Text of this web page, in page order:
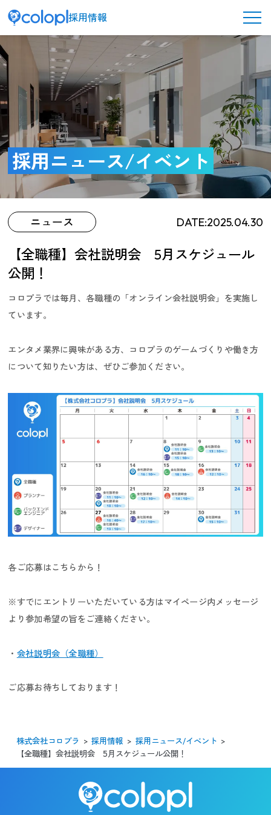
採用情報
メ
ニ
ュ
タ
ン
パラアスリート採用
コロプラを知る
採用ニュース／イベント
インターンシップ
採用ニュース/イベント
ニュース DATE:2025.04.30
【全職種】会社説明会 5月スケジュール
公開！
コロプラでは毎月、各職種の「オンライン会社説明会」を実施し
ています。
エンタメ業界に興味がある方、コロプラのゲームづくりや働き方
について知りたい方は、ぜひご参加ください。
各ご応募はこちらから！
※すでにエントリーいただいている方はマイページ内メッセージ
より参加希望の旨をご連絡ください。
・ 会社説明会（全職種）
ご応募お待ちしております！
株式会社コロプラ 採用情報
採用ニュース/イベント
【全職種】会社説明会 5月スケジュール公開！